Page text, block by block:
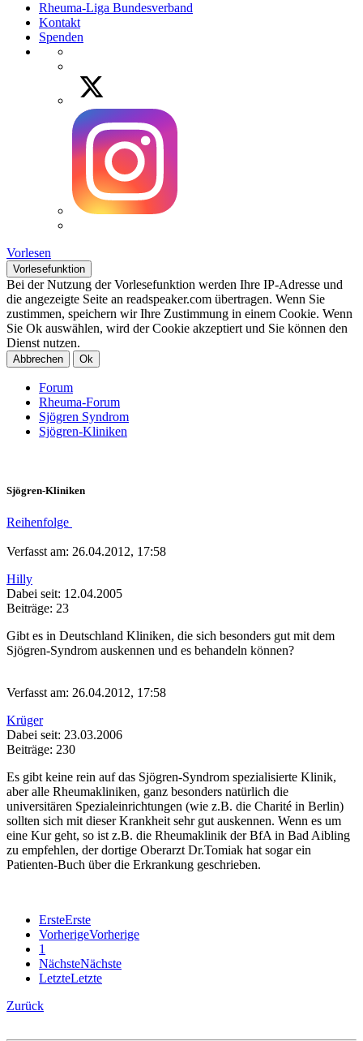
Rheuma-Liga Bundesverband
Kontakt
Spenden
Vorlesen
Vorlesefunktion
Bei der Nutzung der Vorlesefunktion werden Ihre IP-Adresse und
die angezeigte Seite an readspeaker.com übertragen. Wenn Sie
zustimmen, speichern wir Ihre Zustimmung in einem Cookie. Wenn
Sie Ok auswählen, wird der Cookie akzeptiert und Sie können den
Dienst nutzen.
Abbrechen Ok
Forum
Rheuma-Forum
Sjögren Syndrom
Sjögren-Kliniken
Sjögren-Kliniken
Reihenfolge
Verfasst am: 26.04.2012, 17:58
Hilly
Dabei seit: 12.04.2005
Beiträge: 23
Gibt es in Deutschland Kliniken, die sich besonders gut mit dem
Sjögren-Syndrom auskennen und es behandeln können?
Verfasst am: 26.04.2012, 17:58
Krüger
Dabei seit: 23.03.2006
Beiträge: 230
Es gibt keine rein auf das Sjögren-Syndrom spezialisierte Klinik,
aber alle Rheumakliniken, ganz besonders natürlich die
universitären Spezialeinrichtungen (wie z.B. die Charité in Berlin)
sollten sich mit dieser Krankheit sehr gut auskennen. Wenn es um
eine Kur geht, so ist z.B. die Rheumaklinik der BfA in Bad Aibling
zu empfehlen, der dortige Oberarzt Dr.Tomiak hat sogar ein
Patienten-Buch über die Erkrankung geschrieben.
ErsteErste
VorherigeVorherige
1
NächsteNächste
LetzteLetzte
Zurück